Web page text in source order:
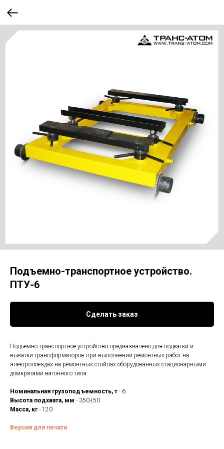
Подъемно-транспортное устройство.
ПТУ-6
Сделать заказ
Подъемно-транспортное устройство предназначено для подкатки и
выкатки трансформаторов при выполнении ремонтных работ на
электропоездах на ремонтных стойлах оборудованных стационарными
домкратами вагонного типа.
Номинальная грузоподъемность, т - 6
Высота подхвата, мм - 350±50
Масса, кг- 120
Версия для печати